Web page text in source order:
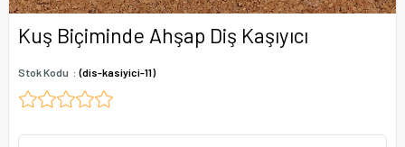
Kuş Biçiminde Ahşap Diş Kaşıyıcı
Stok Kodu (dis-kasiyici-11)